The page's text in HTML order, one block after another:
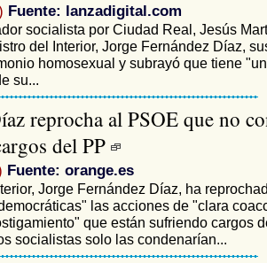
Fuente: lanzadigital.com
socialista por Ciudad Real, Jesús
del Interior, Jorge Fernández Díaz,
homosexual y subrayó que tiene
su...
reprocha al PSOE que no
del PP
Fuente: orange.es
Jorge Fernández Díaz, ha
las acciones de "clara
que están sufriendo cargos
socialistas solo las condenarían...